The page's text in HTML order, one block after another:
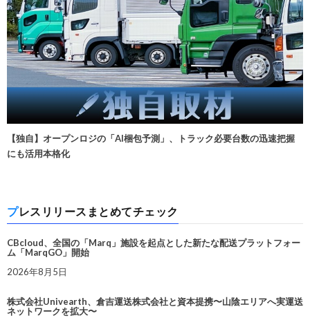
【独自】オープンロジの「AI梱包予測」、トラック必要台数の迅速把握
にも活用本格化
プレスリリースまとめてチェック
CBcloud、全国の「Marq」施設を起点とした新たな配送プラットフォー
ム「MarqGO」開始
2026年8月5日
株式会社Univearth、倉吉運送株式会社と資本提携〜山陰エリアへ実運送
ネットワークを拡大〜